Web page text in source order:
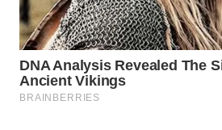
WAHANA
SPORT
WAHANA
UMKM